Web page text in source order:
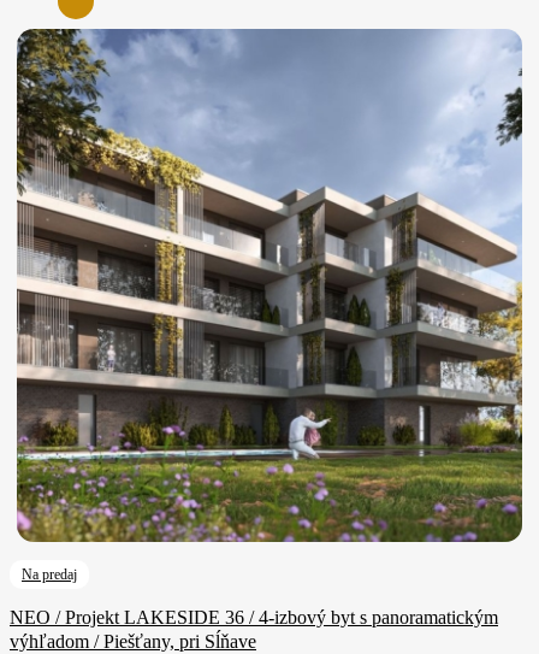
Na predaj
NEO / Projekt LAKESIDE 36 / 4-izbový byt s panoramatickým
výhľadom / Piešťany, pri Sĺňave